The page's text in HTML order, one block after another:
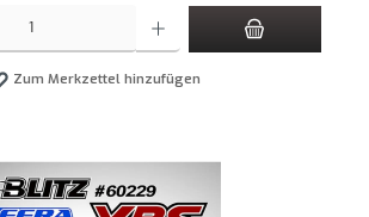
gewünschten Wert ein oder benutze die Schaltflächen um die
Zum Merkzettel hinzufügen